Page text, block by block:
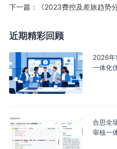
下一篇： 《2023费控及差旅趋势
近期精彩回顾
2026年
一体化
合思全
审核一